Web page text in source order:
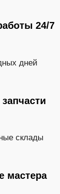
24/7
дней
склады
мастера